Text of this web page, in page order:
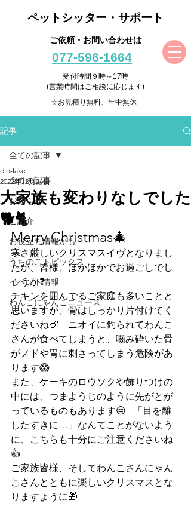
ペットシッター・サポート
ご依頼・お問い合わせは
077-596-1664
受付時間９時～17時
(営業時間はご相談に応じます)
☆お見積り無料、年中無休
記事
全ての記事
お知らせ
ご紹介
お役立ち情報かも
うちのこトピックス
イベント情報
わんこにゃんこニュース
全ての記事
大家族も変わりなしでした
🐕🐈
dio-lake
2022年12月24日
Merry Christmas🎄
寒さ厳しいクリスマスイヴとなりまし
たが、皆様、ほかほかでお過ごしでし
ょうか❓
チキンを囲んでるご家庭も多いことと
思いますが、骨はしっかり片付けてく
ださいね🍗　ニオイに釣られてわんこ
さんが食べてしまうと、嚙み砕いた骨
がノドや胃に刺さってしまう危険があ
ります😱
また、ケーキのロウソクや飾りつけの
中には、つまようじのように先がとが
っているものもあります😔   「目を離
したすきに…」なんてことがないよう
に、こちらも十分にご注意くださいね
👍
ご家族皆様、そしてわんこさんにゃん
こさんとともに楽しいクリスマスとな
りますように🎁